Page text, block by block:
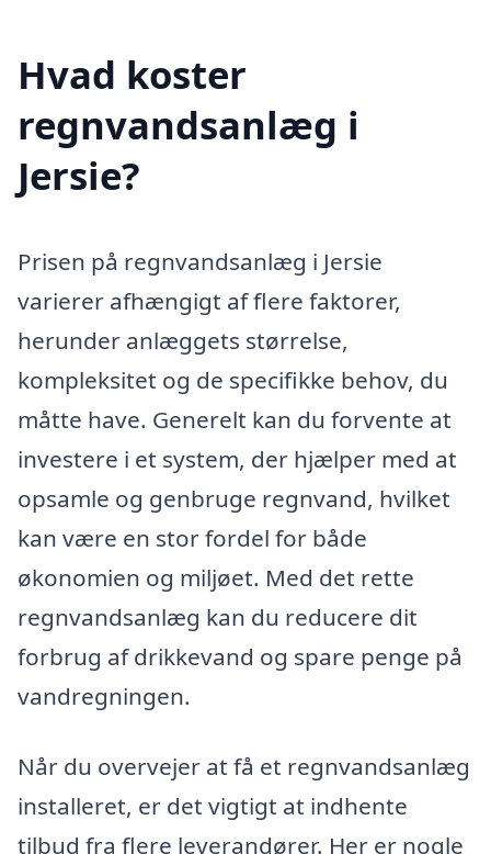
Hvad koster
regnvandsanlæg i
Jersie?
Prisen på regnvandsanlæg i Jersie
varierer afhængigt af flere faktorer,
herunder anlæggets størrelse,
kompleksitet og de specifikke behov, du
måtte have. Generelt kan du forvente at
investere i et system, der hjælper med at
opsamle og genbruge regnvand, hvilket
kan være en stor fordel for både
økonomien og miljøet. Med det rette
regnvandsanlæg kan du reducere dit
forbrug af drikkevand og spare penge på
vandregningen.
Når du overvejer at få et regnvandsanlæg
installeret, er det vigtigt at indhente
tilbud fra flere leverandører. Her er nogle